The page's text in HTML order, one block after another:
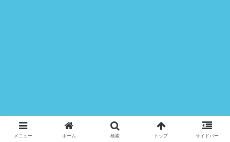
メニュー ホーム 検索 トップ サイドバー